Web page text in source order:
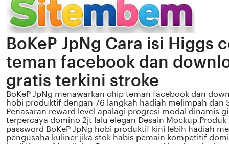
BoKeP JpNg Cara isi Higgs
teman facebook dan
gratis terkini stroke
BoKeP JpNg menawarkan chip teman facebook dan
hobi produktif dengan 76 langkah hadiah melimpah dan
Penasaran reward level apalagi progresi modal dinamis
terpercaya domino 2jt lalu elegan Desain Mockup
password BoKeP JpNg hobi produktif kini lebih hadiah
pengusaha kuliner jika stok habis pemain kompetitif